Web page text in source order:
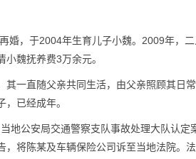
婚，于2004年生育儿子小魏。2009年，
魏抚养费3万余元。
一直随父亲共同生活，由父亲照顾其日
已经成年。
地公安局交通警察支队事故处理大队认定
将陈某及车辆保险公司诉至当地法院。